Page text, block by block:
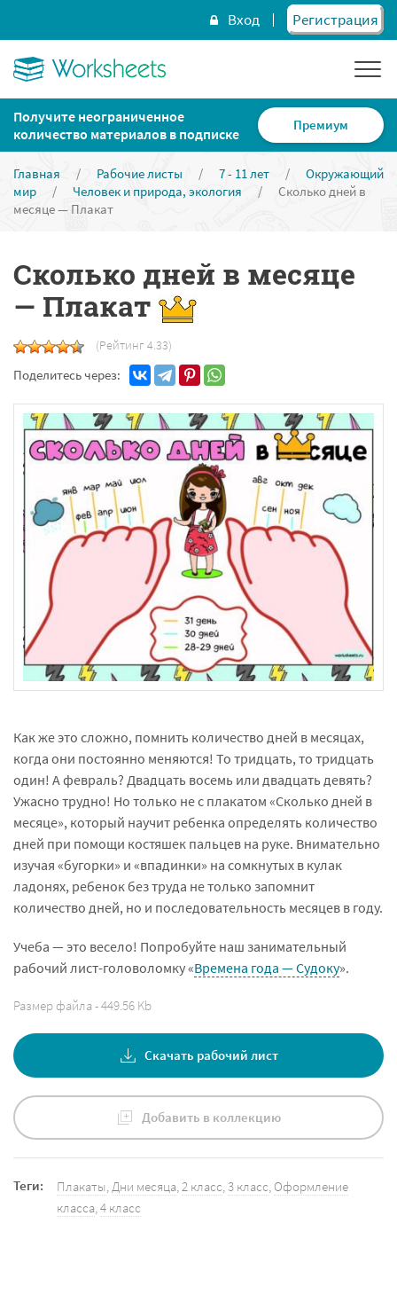
Вход Регистрация
Получите неограниченное
количество материалов в подписке
Премиум
Главная / Рабочие листы / 7 - 11 лет /
Окружающий
мир
/ Человек и природа, экология /
Сколько дней в
месяце — Плакат
Сколько дней в месяце
— Плакат
(Рейтинг 4.33)
Поделитесь через:
Как же это сложно, помнить количество дней в месяцах,
когда они постоянно меняются! То тридцать, то тридцать
один! А февраль? Двадцать восемь или двадцать девять?
Ужасно трудно! Но только не с плакатом «Сколько дней в
месяце», который научит ребенка определять количество
дней при помощи костяшек пальцев на руке. Внимательно
изучая «бугорки» и «впадинки» на сомкнутых в кулак
ладонях, ребенок без труда не только запомнит
количество дней, но и последовательность месяцев в году.
Учеба — это весело! Попробуйте наш занимательный
рабочий лист-головоломку «Времена года — Судоку».
Размер файла - 449.56 Kb
Скачать рабочий лист
Добавить в коллекцию
Теги: Плакаты,Дни месяца,2 класс,3 класс, Оформление
класса,4 класс